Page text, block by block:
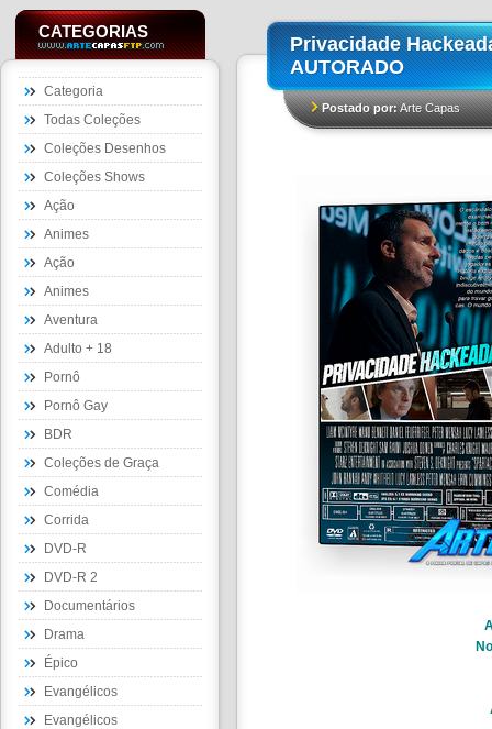
CATEGORIAS
Categoria
Todas Coleções
Coleções Desenhos
Coleções Shows
Ação
Animes
Ação
Animes
Aventura
Adulto + 18
Pornô
Pornô Gay
BDR
Coleções de Graça
Comédia
Corrida
DVD-R
DVD-R 2
Documentários
Drama
Épico
Evangélicos
Evangélicos
Privacidade
AUTORADO
Postado por:Arte Capas